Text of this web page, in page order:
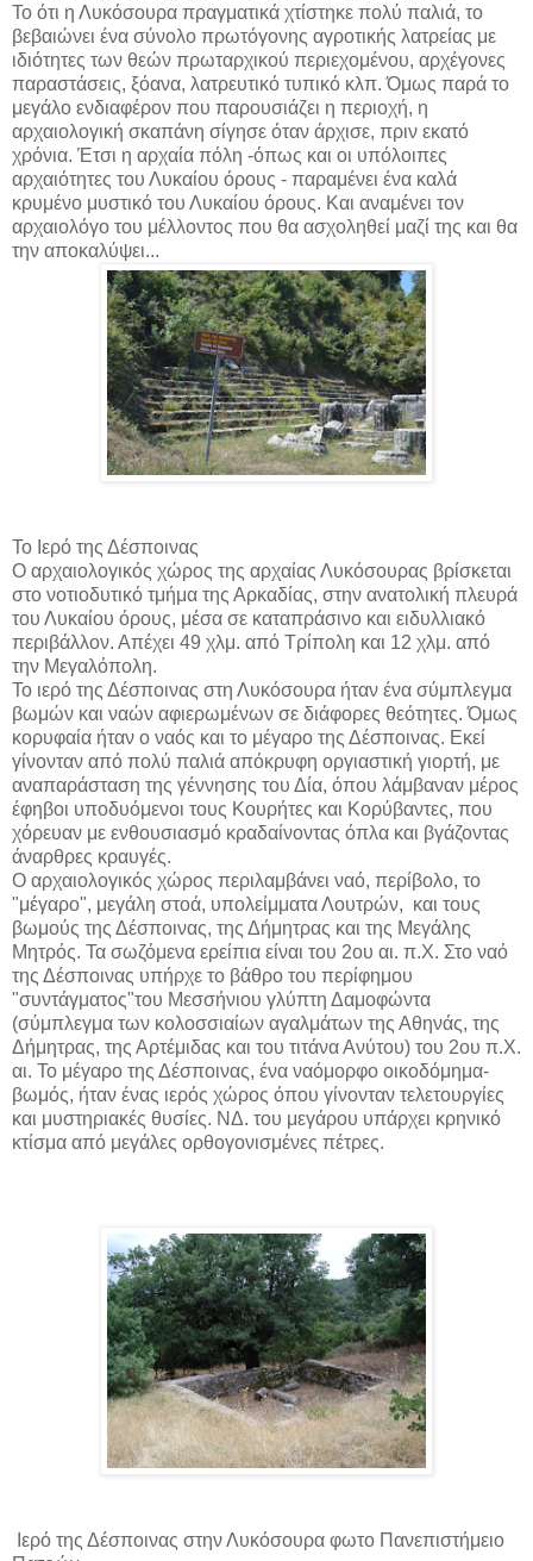
Το ότι η Λυκόσουρα πραγματικά χτίστηκε πολύ παλιά, το
βεβαιώνει ένα σύνολο πρωτόγονης αγροτικής λατρείας με
ιδιότητες των θεών πρωταρχικού περιεχομένου, αρχέγονες
παραστάσεις, ξόανα, λατρευτικό τυπικό κλπ. Όμως παρά το
μεγάλο ενδιαφέρον που παρουσιάζει η περιοχή, η
αρχαιολογική σκαπάνη σίγησε όταν άρχισε, πριν εκατό
χρόνια. Έτσι η αρχαία πόλη -όπως και οι υπόλοιπες
αρχαιότητες του Λυκαίου όρους - παραμένει ένα καλά
κρυμένο μυστικό του Λυκαίου όρους. Και αναμένει τον
αρχαιολόγο του μέλλοντος που θα ασχοληθεί μαζί της και θα
την αποκαλύψει...
Το Ιερό της Δέσποινας
Ο αρχαιολογικός χώρος της αρχαίας Λυκόσουρας βρίσκεται
στο νοτιοδυτικό τμήμα της Αρκαδίας, στην ανατολική πλευρά
του Λυκαίου όρους, μέσα σε καταπράσινο και ειδυλλιακό
περιβάλλον. Απέχει 49 χλμ. από Τρίπολη και 12 χλμ. από
την Μεγαλόπολη.
Το ιερό της Δέσποινας στη Λυκόσουρα ήταν ένα σύμπλεγμα
βωμών και ναών αφιερωμένων σε διάφορες θεότητες. Όμως
κορυφαία ήταν ο ναός και το μέγαρο της Δέσποινας. Εκεί
γίνονταν από πολύ παλιά απόκρυφη οργιαστική γιορτή, με
αναπαράσταση της γέννησης του Δία, όπου λάμβαναν μέρος
έφηβοι υποδυόμενοι τους Κουρήτες και Κορύβαντες, που
χόρευαν με ενθουσιασμό κραδαίνοντας όπλα και βγάζοντας
άναρθρες κραυγές.
Ο αρχαιολογικός χώρος περιλαμβάνει ναό, περίβολο, το
"μέγαρο", μεγάλη στοά, υπολείμματα Λουτρών, και τους
βωμούς της Δέσποινας, της Δήμητρας και της Μεγάλης
Μητρός. Τα σωζόμενα ερείπια είναι του 2ου αι. π.Χ. Στο ναό
της Δέσποινας υπήρχε το βάθρο του περίφημου
"συντάγματος"του Μεσσήνιου γλύπτη Δαμοφώντα
(σύμπλεγμα των κολοσσιαίων αγαλμάτων της Αθηνάς, της
Δήμητρας, της Αρτέμιδας και του τιτάνα Ανύτου) του 2ου π.Χ.
αι. Το μέγαρο της Δέσποινας, ένα ναόμορφο οικοδόμημα-
βωμός, ήταν ένας ιερός χώρος όπου γίνονταν τελετουργίες
και μυστηριακές θυσίες. ΝΔ. του μεγάρου υπάρχει κρηνικό
κτίσμα από μεγάλες ορθογονισμένες πέτρες.
Ιερό της Δέσποινας στην Λυκόσουρα φωτο Πανεπιστήμειο